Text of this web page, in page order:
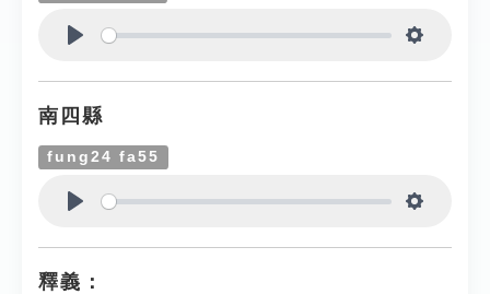
南四縣
fung24 fa55
釋義：